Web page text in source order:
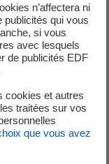
de l’essai,
Cet
à déclarer un
0 sur
n’affectera ni
publicités qui vous
si vous
avec lesquels
de publicités EDF
cookies et autres
traitées sur vos
que vous avez